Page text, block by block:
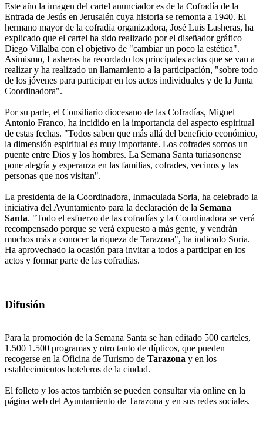
Este año la imagen del cartel anunciador es de la Cofradía de la
Entrada de Jesús en Jerusalén cuya historia se remonta a 1940. El
hermano mayor de la cofradía organizadora, José Luis Lasheras, ha
explicado que el cartel ha sido realizado por el diseñador gráfico
Diego Villalba con el objetivo de "cambiar un poco la estética".
Asimismo, Lasheras ha recordado los principales actos que se van a
realizar y ha realizado un llamamiento a la participación, "sobre todo
de los jóvenes para participar en los actos individuales y de la Junta
Coordinadora".
Por su parte, el Consiliario diocesano de las Cofradías, Miguel
Antonio Franco, ha incidido en la importancia del aspecto espiritual
de estas fechas. "Todos saben que más allá del beneficio económico,
la dimensión espiritual es muy importante. Los cofrades somos un
puente entre Dios y los hombres. La Semana Santa turiasonense
pone alegría y esperanza en las familias, cofrades, vecinos y las
personas que nos visitan".
La presidenta de la Coordinadora, Inmaculada Soria, ha celebrado la
iniciativa del Ayuntamiento para la declaración de la Semana
Santa. "Todo el esfuerzo de las cofradías y la Coordinadora se verá
recompensado porque se verá expuesto a más gente, y vendrán
muchos más a conocer la riqueza de Tarazona", ha indicado Soria.
Ha aprovechado la ocasión para invitar a todos a participar en los
actos y formar parte de las cofradías.
Difusión
Para la promoción de la Semana Santa se han editado 500 carteles,
1.500 1.500 programas y otro tanto de dípticos, que pueden
recogerse en la Oficina de Turismo de Tarazona y en los
establecimientos hoteleros de la ciudad.
El folleto y los actos también se pueden consultar vía online en la
página web del Ayuntamiento de Tarazona y en sus redes sociales.